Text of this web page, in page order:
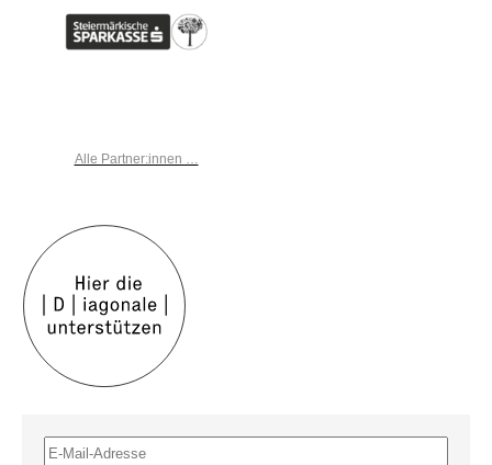
Alle Partner:innen …